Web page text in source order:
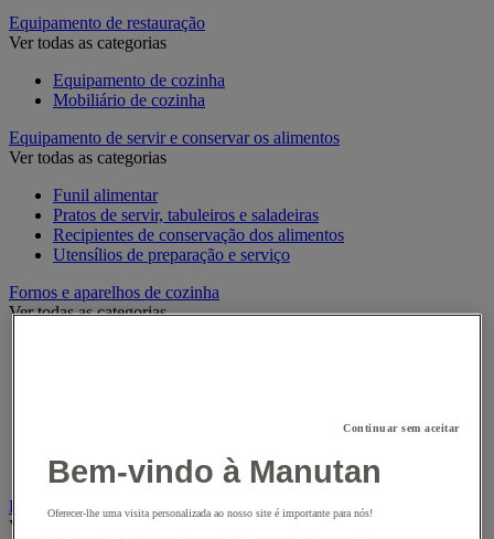
Equipamento de restauração
Ver todas as categorias
Equipamento de cozinha
Mobiliário de cozinha
Equipamento de servir e conservar os alimentos
Ver todas as categorias
Funil alimentar
Pratos de servir, tabuleiros e saladeiras
Recipientes de conservação dos alimentos
Utensílios de preparação e serviço
Fornos e aparelhos de cozinha
Ver todas as categorias
Raspador e fundido
Frigoríficos e sistemas de gestão do frio
Ver todas as categorias
Continuar sem aceitar
Bem-vindo à Manutan
Oferecer-lhe uma visita personalizada ao nosso site é importante para nós!